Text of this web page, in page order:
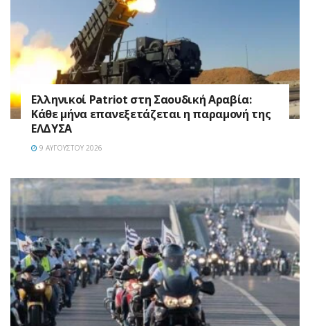
Ελληνικοί Patriot στη Σαουδική Αραβία:
Κάθε μήνα επανεξετάζεται η παραμονή της
ΕΛΔΥΣΑ
9 ΑΥΓΟΎΣΤΟΥ 2026